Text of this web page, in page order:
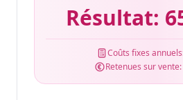
Résultat:
Coûts fixes
Retenues sur vente: